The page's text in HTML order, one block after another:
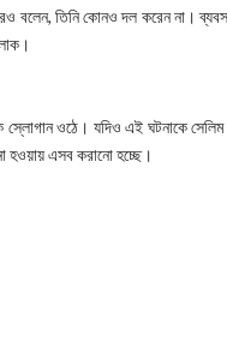
বলেন, তিনি কোনও দল করেন না।
স্লোগান ওঠে। যদিও এই ঘটনাকে
হওয়ায় এসব করানো হচ্ছে।